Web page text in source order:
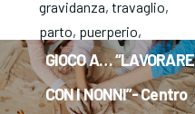
gravidanza, travaglio,
parto, puerperio,
allattamento, vita
dopo la nascita del
bambino/a.
News successiva
GIOCO A… “LAVORARE
CON I NONNI”- Centro